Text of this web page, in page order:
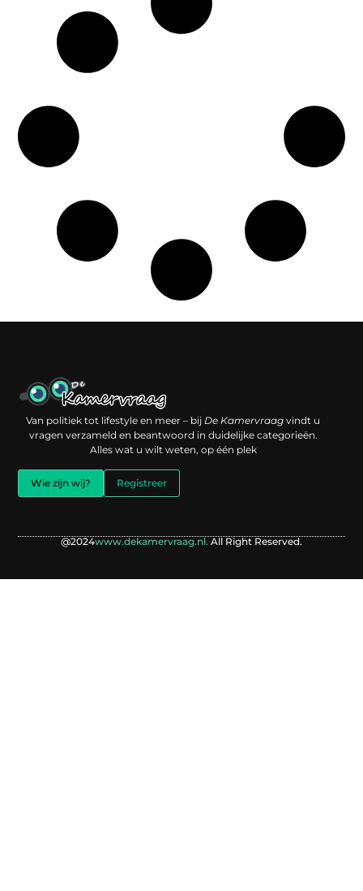
Van politiek tot lifestyle en meer – bijDe Kamervraag vindt u
vragen verzameld en beantwoord in duidelijke categorieën.
Alles wat u wilt weten, op één plek
Wie zijn wij? Registreer
@2024www.dekamervraag.nl. All Right Reserved.